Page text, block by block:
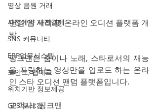
영상 음원 거래
사전예약 사전결제
SNS 커뮤니티
ERP업무시스템
포인트, 앱테크
위치기반 정보제공
GPS 트래킹
팬덤 앱 제작 및 온라인 오디션 플랫폼 개
발
핑크맨은 춤이나 노래, 스타로서의 재능
을 자랑하는 영상만을 업로드 하는 온라
인 스타 오디션 팬덤 플랫폼입니다.
고객사 : 핑크맨